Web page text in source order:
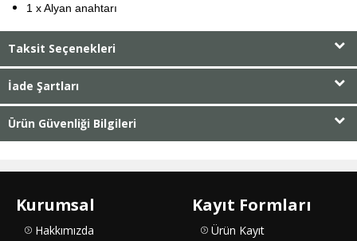
1 x Alyan anahtarı
Taksit Seçenekleri
İade Şartları
Ürün Güvenliği Bilgileri
Kurumsal
Hakkımızda
Kayıt Formları
Ürün Kayıt